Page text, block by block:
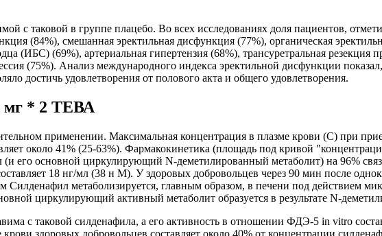
с таковой в группе плацебо. Во всех исследованиях доля пациентов,
(84%), смешанная эректильная дисфункция (77%), органическая
(ИБС) (69%), артериальная гипертензия (68%), трансуретральная резекция
(75%). Анализ международного индекса эректильной дисфункции
достичь удовлетворения от полового акта и общего удовлетворения.
мг * 2 ТЕВА
применении. Максимальная концентрация в плазме крови (С) при
около 41% (25-63%). Фармакокинетика (площадь под кривой
его основной циркулирующий N-деметилированный метаболит) на 96%
18 нг/мл (38 н М). У здоровых добровольцев через 90 мин после
Силденафил метаболизируется, главным образом, в печени под действием
циркулирующий активный метаболит образуется в результате N-
с таковой силденафила, а его активность в отношении ФДЭ-5 in vitro
здоровых добровольцев составляет около 40% от концентрации